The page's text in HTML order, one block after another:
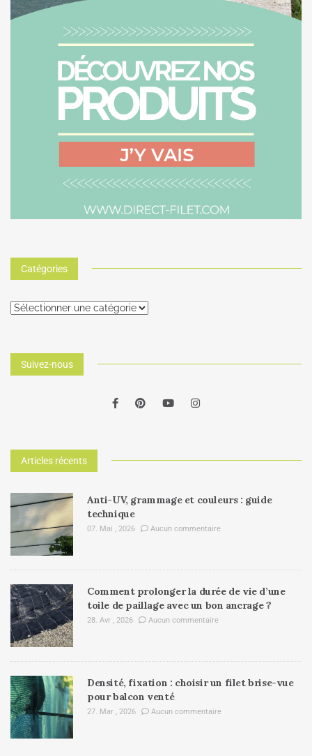
Catégories
Suivez-nous
Articles récents
Anti-UV, grammage et couleurs : guide
technique
07. Mai , 2026 Aucun commentaire
Comment prolonger la durée de vie d’une
toile de paillage avec un bon ancrage ?
28. Avr , 2026 Aucun commentaire
Densité, fixation : choisir un filet brise-vue
pour balcon venté
27. Mar , 2026 Aucun commentaire